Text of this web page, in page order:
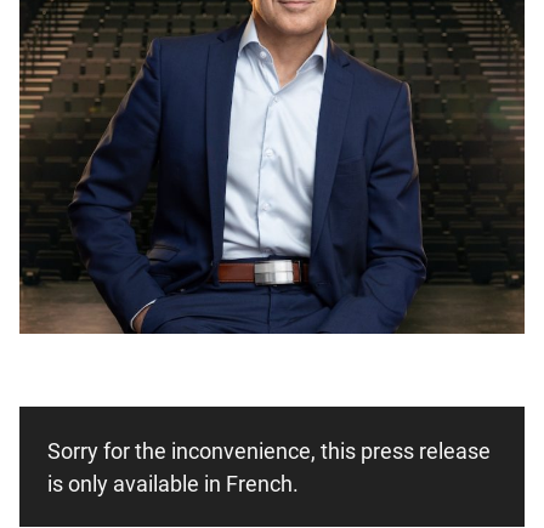
Sorry for the inconvenience, this press release
is only available in French.